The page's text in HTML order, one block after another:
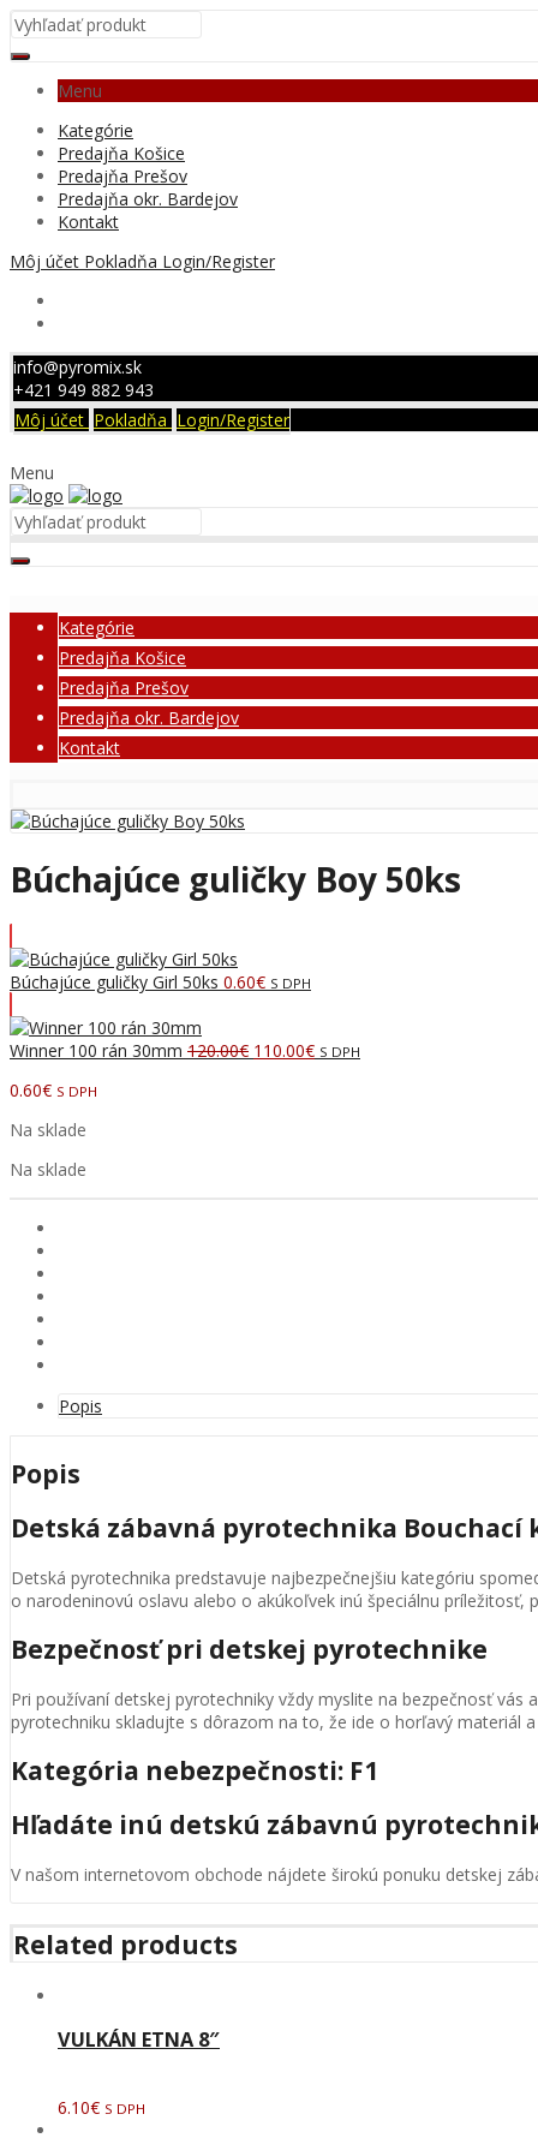
Menu
Kategórie
Predajňa Košice
Predajňa Prešov
Predajňa okr. Bardejov
Kontakt
Môj účet Pokladňa Login/Register
info@pyromix.sk
+421 949 882 943
Môj účet Pokladňa Login/Register
Menu
Kategórie
Predajňa Košice
Predajňa Prešov
Predajňa okr. Bardejov
Kontakt
Búchajúce guličky Boy 50ks
Búchajúce guličky Girl 50ks 0.60€ S DPH
Winner 100 rán 30mm 120.00€ Pôvodná
110.00€Aktuálna
S DPH
0.60€ S DPH
Na sklade
Na sklade
Popis
Popis
Detská zábavná pyrotechnika Bouchací
Detská pyrotechnika predstavuje najbezpečnejšiu kategóriu
o narodeninovú oslavu alebo o akúkoľvek inú špeciálnu
Bezpečnosť pri detskej pyrotechnike
Pri používaní detskej pyrotechniky vždy myslite na bezpečnosť
pyrotechniku skladujte s dôrazom na to, že ide o horľavý materiál
Kategória nebezpečnosti: F1
Hľadáte inú detskú zábavnú
V našom internetovom obchode nájdete širokú ponuku detskej
Related products
VULKÁN ETNA 8″
6.10€ S DPH